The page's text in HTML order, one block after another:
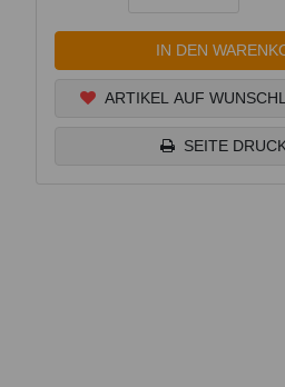
IN DEN
ARTIKEL AUF
SEITE